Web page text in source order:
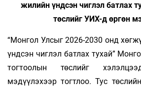
жилийн үндсэн чиглэл батлах
төслийг УИХ-д өргөн
“Монгол Улсыг 2026-2030 онд
үндсэн чиглэл батлах тухай”
тогтоолын төслийг
мэдүүлэхээр тогтлоо. Тус